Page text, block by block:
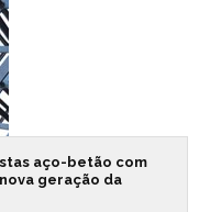
aço-betão com
geração da